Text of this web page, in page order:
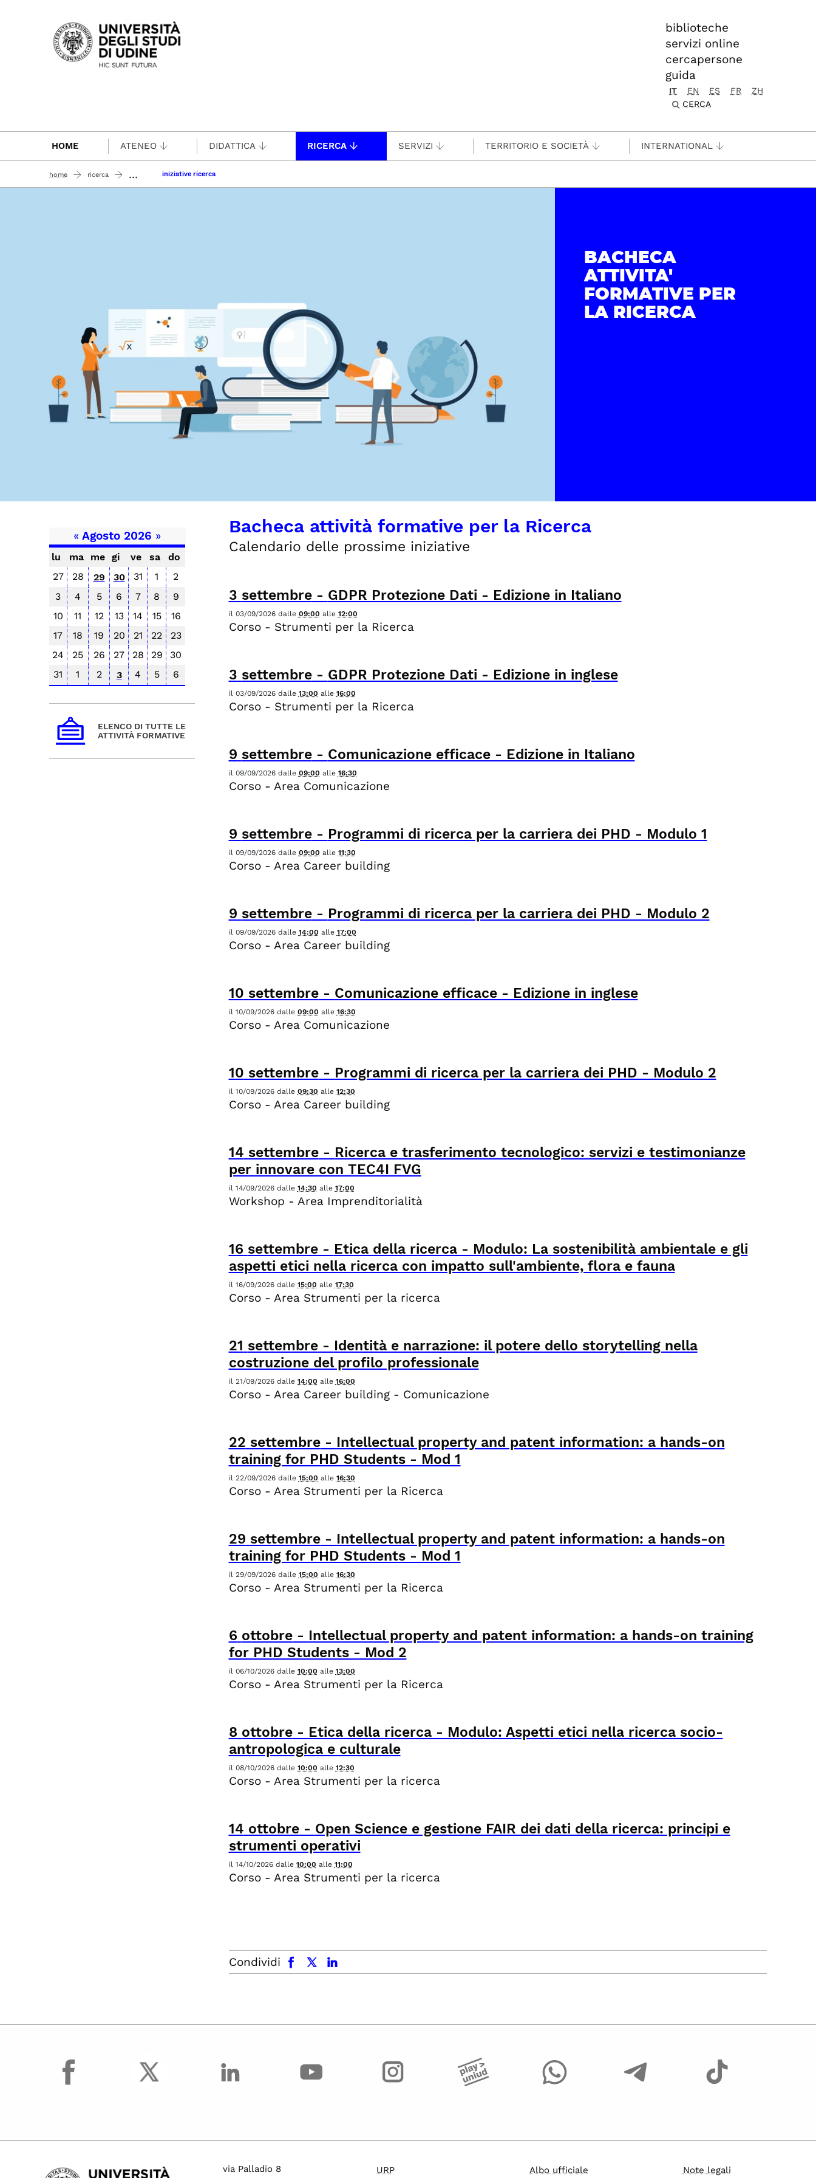
Passa al contenuto principale
biblioteche
servizi online
cercapersone
guida
IT EN ES FR
ZH
CERCA
HOME ATENEO DIDATTICA RICERCA SERVIZI TERRITORIO E SOCIETÀ INTERNATIONAL
home ricerca ... iniziative ricerca
BACHECA
ATTIVITA'
FORMATIVE PER
LA RICERCA
Bacheca attività formative per la Ricerca
Calendario delle prossime iniziative
3 settembre- GDPR Protezione Dati - Edizione in Italiano
il 03/09/2026dalle 09:00 alle 12:00
Corso - Strumenti per la Ricerca
3 settembre- GDPR Protezione Dati - Edizione in inglese
il 03/09/2026dalle 13:00 alle 16:00
Corso - Strumenti per la Ricerca
9 settembre- Comunicazione efficace - Edizione in Italiano
il 09/09/2026dalle 09:00 alle 16:30
Corso - Area Comunicazione
9 settembre- Programmi di ricerca per la carriera dei PHD - Modulo 1
il 09/09/2026dalle 09:00 alle 11:30
Corso - Area Career building
9 settembre- Programmi di ricerca per la carriera dei PHD - Modulo 2
il 09/09/2026dalle 14:00 alle 17:00
Corso - Area Career building
10 settembre- Comunicazione efficace - Edizione in inglese
il 10/09/2026dalle 09:00 alle 16:30
Corso - Area Comunicazione
10 settembre- Programmi di ricerca per la carriera dei PHD - Modulo 2
il 10/09/2026dalle 09:30 alle 12:30
Corso - Area Career building
14 settembre- Ricerca e trasferimento tecnologico: servizi e testimonianze
per innovare con TEC4I FVG
il 14/09/2026dalle 14:30 alle 17:00
Workshop - Area Imprenditorialità
16 settembre- Etica della ricerca - Modulo: La sostenibilità ambientale e gli
aspetti etici nella ricerca con impatto sull'ambiente, flora e fauna
il 16/09/2026dalle 15:00 alle 17:30
Corso - Area Strumenti per la ricerca
21 settembre- Identità e narrazione: il potere dello storytelling nella
costruzione del profilo professionale
il 21/09/2026dalle 14:00 alle 16:00
Corso - Area Career building - Comunicazione
22 settembre- Intellectual property and patent information: a hands-on
training for PHD Students - Mod 1
il 22/09/2026dalle 15:00 alle 16:30
Corso - Area Strumenti per la Ricerca
29 settembre- Intellectual property and patent information: a hands-on
training for PHD Students - Mod 1
il 29/09/2026dalle 15:00 alle 16:30
Corso - Area Strumenti per la Ricerca
6 ottobre- Intellectual property and patent information: a hands-on training
for PHD Students - Mod 2
il 06/10/2026dalle 10:00 alle 13:00
Corso - Area Strumenti per la Ricerca
8 ottobre- Etica della ricerca - Modulo: Aspetti etici nella ricerca socio-
antropologica e culturale
il 08/10/2026dalle 10:00 alle 12:30
Corso - Area Strumenti per la ricerca
14 ottobre- Open Science e gestione FAIR dei dati della ricerca: principi e
strumenti operativi
il 14/10/2026dalle 10:00 alle 11:00
Corso - Area Strumenti per la ricerca
Condividi
facebook x.com linkedin
« Agosto 2026 »
lu ma me gi ve sa
do
27
28 29 30 31 1
2
3
4 5 6 7 8
9
10
11 12 13 14 15
16
17
18 19 20 21 22
23
24
25 26 27 28 29
30
31
1 2 3 4 5 6
ELENCO DI TUTTE LE
ATTIVITÀ FORMATIVE
facebook
via Palladio 8
URP Albo ufficiale Note legali